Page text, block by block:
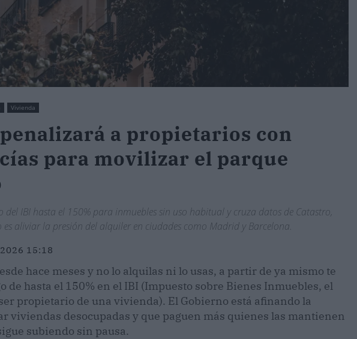
Vivienda
a propietarios con
para movilizar el parque
del IBI hasta el 150% para inmuebles sin uso habitual y cruza datos de Catastro,
aliviar la presión del alquiler en ciudades como Madrid y Barcelona.
15:18
hace meses y no lo alquilas ni lo usas, a partir de ya mismo te
de hasta el 150% en el IBI (Impuesto sobre Bienes Inmuebles, el
propietario de una vivienda). El Gobierno está afinando la
viviendas desocupadas y que paguen más quienes las mantienen
subiendo sin pausa.